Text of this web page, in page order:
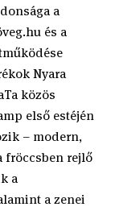
a
és a
Nyara
közös
első estéjén
– modern,
fröccsben rejlő
a
a zenei